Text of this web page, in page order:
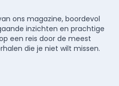
ons magazine, boordevol
inzichten en prachtige
een reis door de meest
die je niet wilt missen.